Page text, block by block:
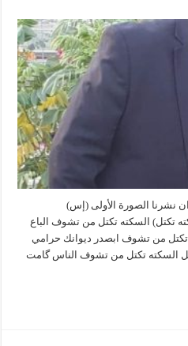
نشرنا الصورة الأولى (إس)
تكتل) السكته تكتل من تشوف الباع
من تشوف ابصدر ديوانك حرامي
السكته تكتل من تشوف الناس گامت